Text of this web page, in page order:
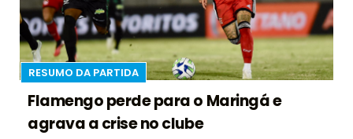
RESUMO DA PARTIDA
Flamengo perde para o Maringá e
agrava a crise no clube